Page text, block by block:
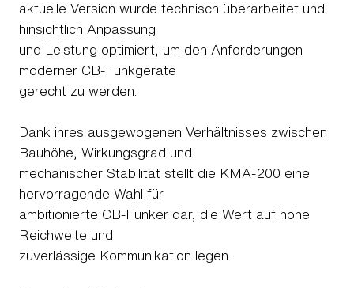
aktuelle Version wurde technisch überarbeitet und
hinsichtlich Anpassung
und Leistung optimiert, um den Anforderungen
moderner CB-Funkgeräte
gerecht zu werden.
Dank ihres ausgewogenen Verhältnisses zwischen
Bauhöhe, Wirkungsgrad und
mechanischer Stabilität stellt die KMA-200 eine
hervorragende Wahl für
ambitionierte CB-Funker dar, die Wert auf hohe
Reichweite und
zuverlässige Kommunikation legen.